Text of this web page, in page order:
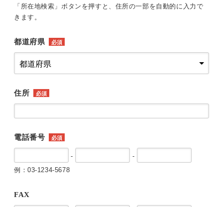
「所在地検索」ボタンを押すと、住所の一部を自動的に入力で
きます。
都道府県 必須
住所 必須
電話番号 必須
-
-
例：03-1234-5678
FAX